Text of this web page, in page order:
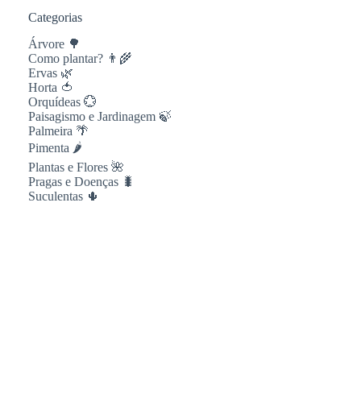
Categorias
Árvore 🌳
Como plantar? 👨‍🌾
Ervas 🌿
Horta 🍅
Orquídeas 💮
Paisagismo e Jardinagem 🍃
Palmeira 🌴
Pimenta 🌶
Plantas e Flores 🌺
Pragas e Doenças 🐛
Suculentas 🌵